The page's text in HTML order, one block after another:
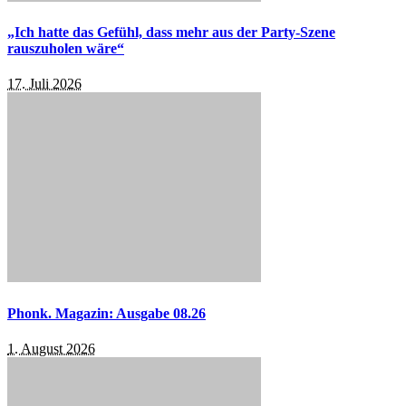
„Ich hatte das Gefühl, dass mehr aus der Party-Szene
rauszuholen wäre“
17. Juli 2026
Phonk. Magazin: Ausgabe 08.26
1. August 2026